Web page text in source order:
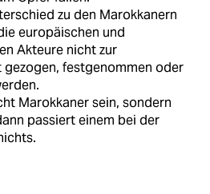
zu den Marokkanern
europäischen und
Akteure nicht zur
gezogen, festgenommen oder
Marokkaner sein, sondern
passiert einem bei der